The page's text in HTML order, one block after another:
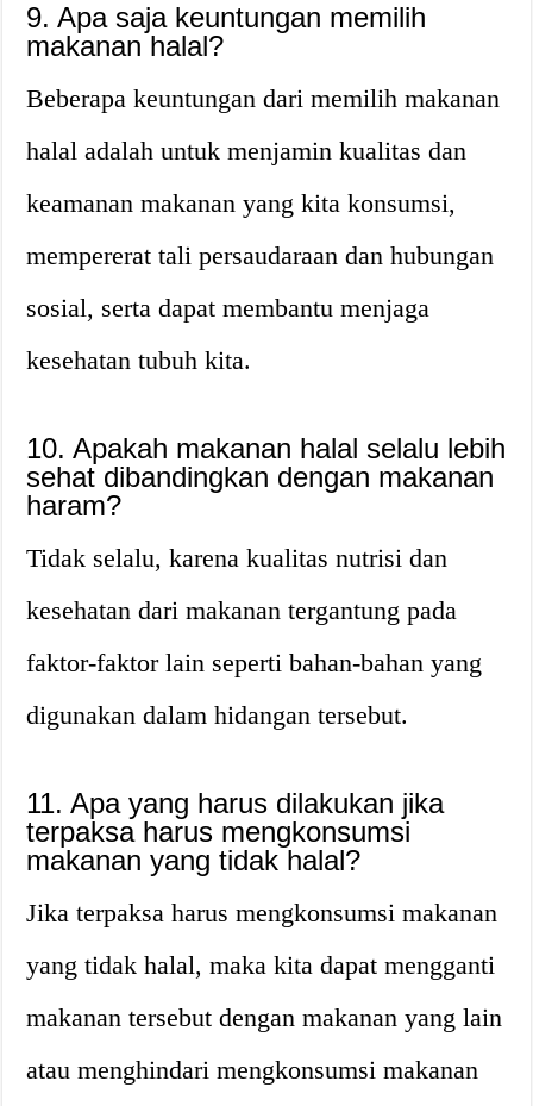
9. Apa saja keuntungan memilih
makanan halal?
Beberapa keuntungan dari memilih makanan
halal adalah untuk menjamin kualitas dan
keamanan makanan yang kita konsumsi,
mempererat tali persaudaraan dan hubungan
sosial, serta dapat membantu menjaga
kesehatan tubuh kita.
10. Apakah makanan halal selalu lebih
sehat dibandingkan dengan makanan
haram?
Tidak selalu, karena kualitas nutrisi dan
kesehatan dari makanan tergantung pada
faktor-faktor lain seperti bahan-bahan yang
digunakan dalam hidangan tersebut.
11. Apa yang harus dilakukan jika
terpaksa harus mengkonsumsi
makanan yang tidak halal?
Jika terpaksa harus mengkonsumsi makanan
yang tidak halal, maka kita dapat mengganti
makanan tersebut dengan makanan yang lain
atau menghindari mengkonsumsi makanan